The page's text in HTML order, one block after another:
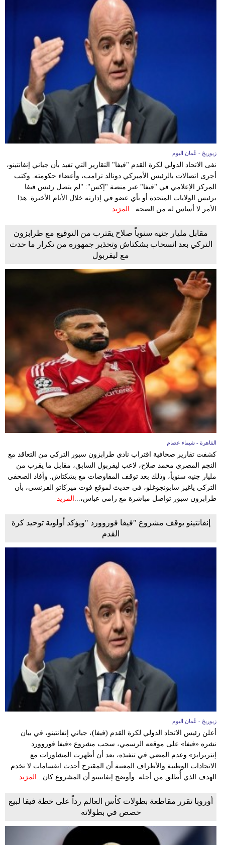
زيوريخ - عُمان اليوم
نفى الاتحاد الدولي لكرة القدم "فيفا" التقارير التي تفيد بأن جياني إنفانتينو،
أجرى اتصالات بالرئيس الأميركي دونالد ترامب، وأعضاء حكومته. وكتب
المركز الإعلامي في "فيفا" عبر منصة "إكس": "لم يتصل رئيس فيفا
برئيس الولايات المتحدة أو بأي عضو في إدارته خلال الأيام الأخيرة. هذا
الأمر لا أساس له من الصحة... المزيد
مقابل مليار جنيه سنوياً صلاح يقترب من التوقيع مع طرابزون
التركي بعد انسحاب بشكتاش وتحذير جمهوره من تكرار ما حدث
مع ليفربول
القاهرة - شيماء عصام
كشفت تقارير صحافية اقتراب نادي طرابزون سبور التركي من التعاقد مع
النجم المصري محمد صلاح، لاعب ليفربول السابق، مقابل ما يقرب من
مليار جنيه سنوياً، وذلك بعد توقف المفاوضات مع بشكتاش. وأفاد الصحفي
التركي ياغيز سابونجوغلو، في حديث لموقع فوت ميركاتو الفرنسي، بأن
طرابزون سبور تواصل مباشرة مع رامي عباس،...
المزيد
إنفانتينو يوقف مشروع "فيفا فوروورد "ويؤكد أولوية توحيد كرة
القدم
زيوريخ - عُمان اليوم
أعلن رئيس الاتحاد الدولي لكرة القدم (فيفا)، جياني إنفانتينو، في بيان
نشره «فيفا» على موقعه الرسمي، سحب مشروع «فيفا فوروورد
إنتربرايز» وعدم المضي في تنفيذه، بعد أن أظهرت المشاورات مع
الاتحادات الوطنية والأطراف المعنية أن المقترح أحدث انقسامات لا تخدم
الهدف الذي أُطلق من أجله. وأوضح إنفانتينو أن المشروع كان... المزيد
أوروبا تقرر مقاطعة بطولات كأس العالم رداً على خطة فيفا لبيع
حصص في بطولاته